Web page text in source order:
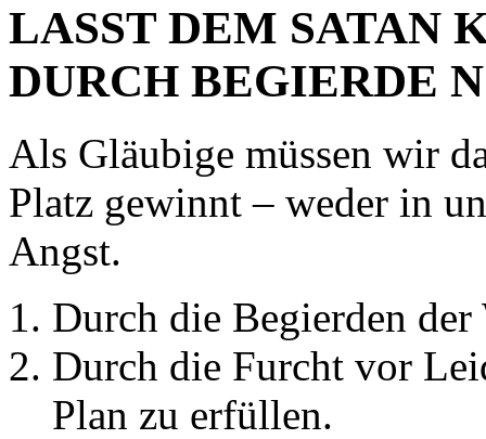
LASST DEM SATAN
DURCH BEGIERDE
Als Gläubige müssen wir
Platz gewinnt – weder in
Angst.
Durch die Begierden
Durch die Furcht vor
Plan zu erfüllen.